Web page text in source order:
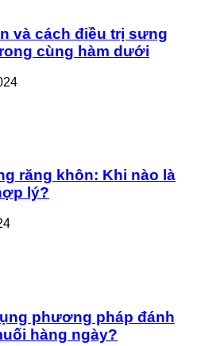
và cách điều trị sưng
cùng hàm dưới
răng khôn: Khi nào là
lý?
phương pháp đánh
hàng ngày?